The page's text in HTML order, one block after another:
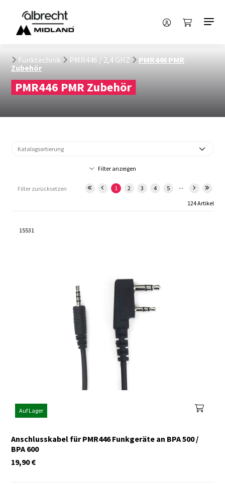
Funktechnik PMR446 / 2,4 GHZ
PMR446 PMR
Zubehör
PMR446 PMR Zubehör
Filter anzeigen
Filter zurücksetzen 1 2 3 4 5 ...
124 Artikel
15531
Auf Lager
Anschlusskabel für PMR446 Funkgeräte an BPA 500 /
BPA 600
€
19,90